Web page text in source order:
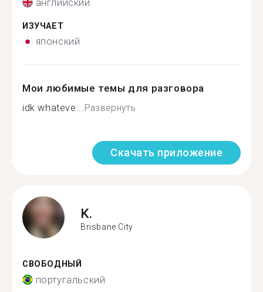
английский
ИЗУЧАЕТ
японский
Мои любимые темы для разговора
idk whateve...Развернуть
Скачать приложение
K.
Brisbane City
СВОБОДНЫЙ
португальский